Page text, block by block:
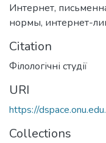
Интернет,
нормы, интернет-
Citation
Філологічні студії
URI
https://
Collections